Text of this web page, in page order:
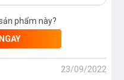
phẩm này?
23/09/2022